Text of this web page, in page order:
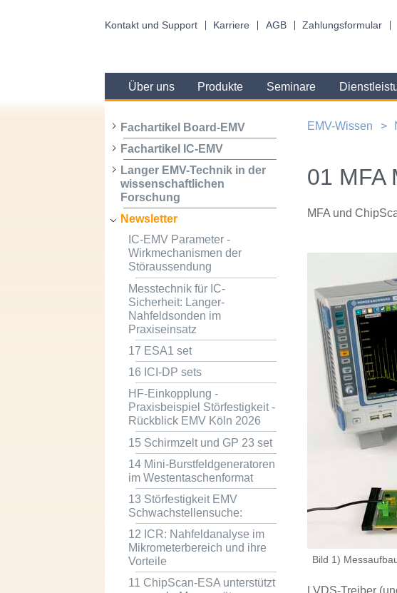
Kontakt und Support Karriere AGB Zahlungsformular
Über uns Produkte Seminare
Fachartikel Board-EMV
Fachartikel IC-EMV
Langer EMV-Technik in der
wissenschaftlichen
Forschung
Newsletter
IC-EMV Parameter -
Wirkmechanismen der
Störaussendung
Messtechnik für IC-
Sicherheit: Langer-
Nahfeldsonden im
Praxiseinsatz
17 ESA1 set
16 ICI-DP sets
HF-Einkopplung -
Praxisbeispiel Störfestigkeit -
Rückblick EMV Köln 2026
15 Schirmzelt und GP 23 set
14 Mini-Burstfeldgeneratoren
im Westentaschenformat
13 Störfestigkeit EMV
Schwachstellensuche:
12 ICR: Nahfeldanalyse im
Mikrometerbereich und ihre
Vorteile
11 ChipScan-ESA unterstützt
EMV-Wissen
01 MFA
MFA und
Bild 1)
LVDS-Treiber